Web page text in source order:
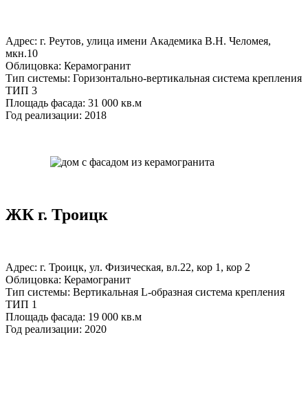
Адрес: г. Реутов, улица имени Академика В.Н. Челомея,
мкн.10
Облицовка: Керамогранит
Тип системы: Горизонтально-вертикальная система крепления
ТИП 3
Площадь фасада: 31 000 кв.м
Год реализации: 2018
ЖК г. Троицк
Адрес: г. Троицк, ул. Физическая, вл.22, кор 1, кор 2
Облицовка: Керамогранит
Тип системы: Вертикальная L-образная система крепления
ТИП 1
Площадь фасада: 19 000 кв.м
Год реализации: 2020